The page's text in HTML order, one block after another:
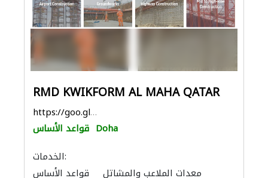
RMD KWIKFORM AL MAHA QATAR
https://goo.gl/maps/hgCLidCvaFuDQzuG6
قواعد الأساس Doha
الخدمات:
قواعد الأساس
معدات الملاعب والمشاتل